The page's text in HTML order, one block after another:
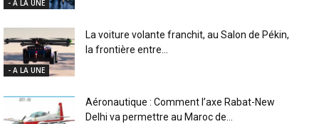
- A LA UNE
- A LA UNE
La voiture volante franchit, au Salon de Pékin,
la frontière entre...
Aéronautique : Comment l’axe Rabat-New
Delhi va permettre au Maroc de...